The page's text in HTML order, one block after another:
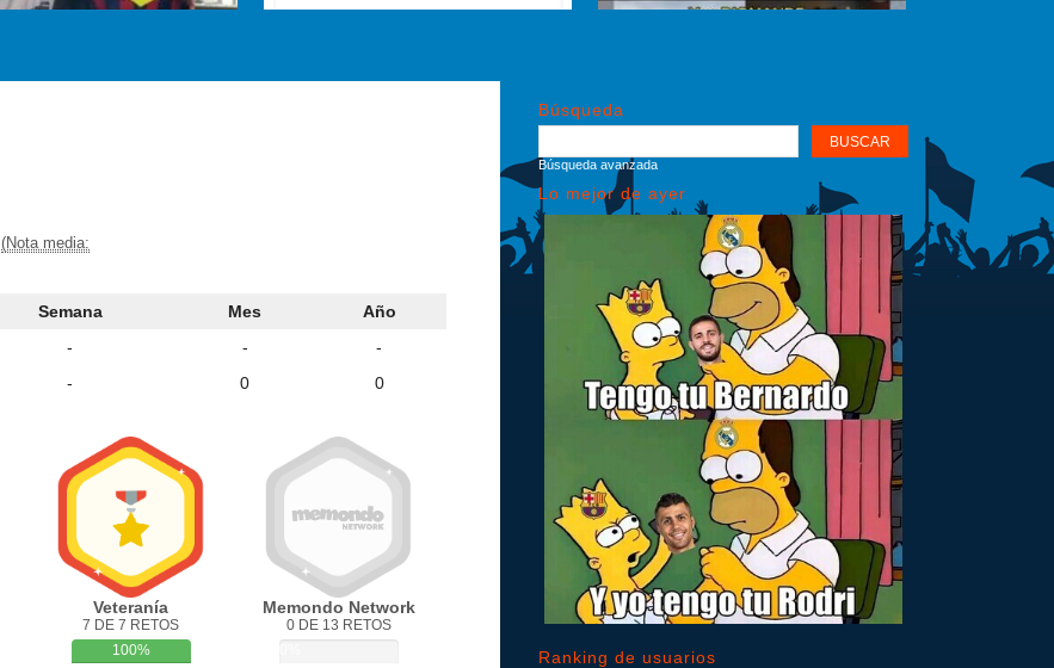
(Nota media:
Semana Mes
Año
- -
-
- 0 0
Veteranía
7 DE 7 RETOS
100%
Memondo Network
0 DE 13 RETOS
Búsqueda
Búsqueda avanzada
Lo mejor de ayer
Ranking de usuarios